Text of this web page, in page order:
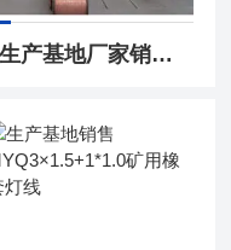
生产基地厂家销售HYA5x2x0.5通讯电缆价格